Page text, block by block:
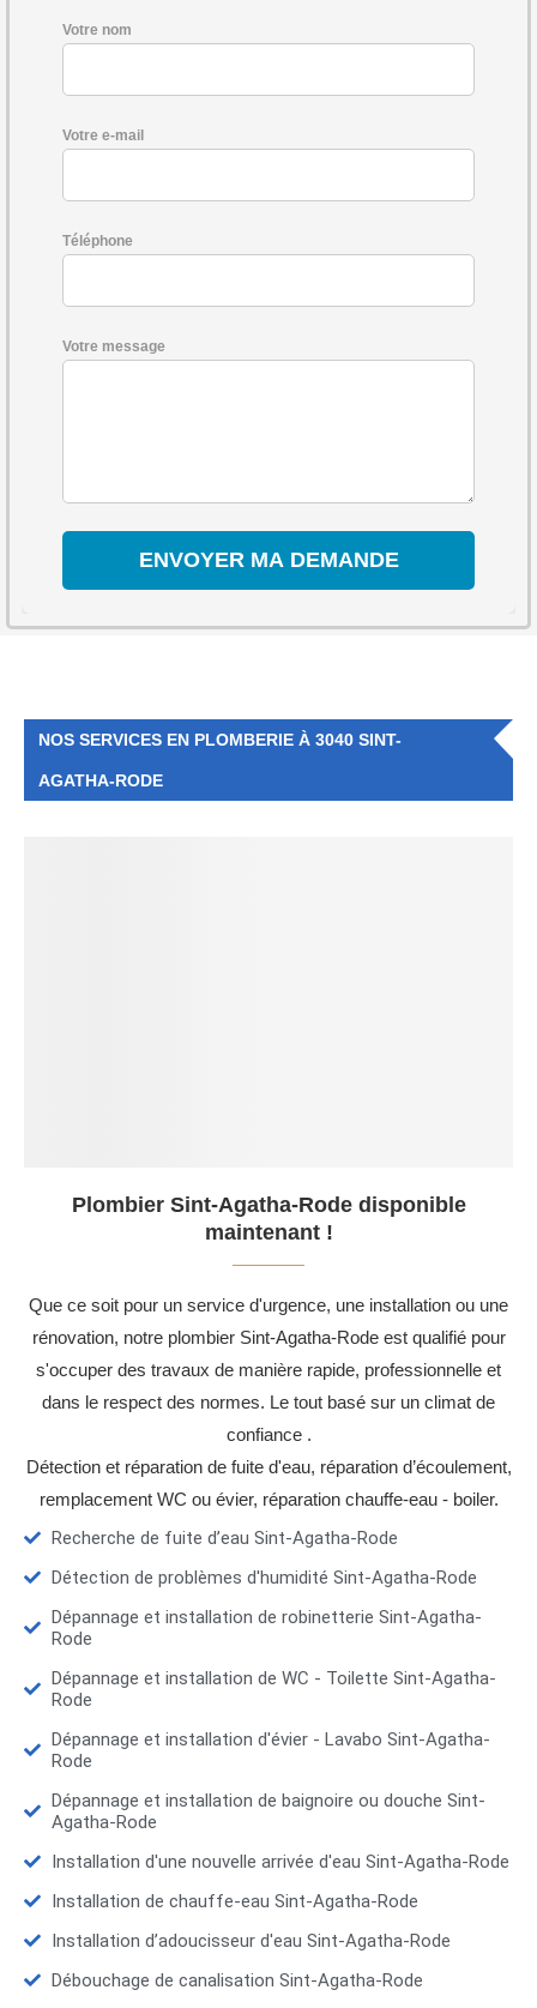
Votre nom
Votre e-mail
Téléphone
Votre message
NOS SERVICES EN PLOMBERIE À 3040 SINT-
AGATHA-RODE
Plombier Sint-Agatha-Rode disponible
maintenant !
Que ce soit pour un service d'urgence, une installation ou une
rénovation, notre plombier Sint-Agatha-Rode est qualifié pour
s'occuper des travaux de manière rapide, professionnelle et
dans le respect des normes. Le tout basé sur un climat de
confiance .
Détection et réparation de fuite d'eau, réparation d’écoulement,
remplacement WC ou évier, réparation chauffe-eau - boiler.
Recherche de fuite d’eau Sint-Agatha-Rode
Détection de problèmes d'humidité Sint-Agatha-Rode
Dépannage et installation de robinetterie Sint-Agatha-
Rode
Dépannage et installation de WC - Toilette Sint-Agatha-
Rode
Dépannage et installation d'évier - Lavabo Sint-Agatha-
Rode
Dépannage et installation de baignoire ou douche Sint-
Agatha-Rode
Installation d'une nouvelle arrivée d'eau Sint-Agatha-Rode
Installation de chauffe-eau Sint-Agatha-Rode
Installation d’adoucisseur d'eau Sint-Agatha-Rode
Débouchage de canalisation Sint-Agatha-Rode